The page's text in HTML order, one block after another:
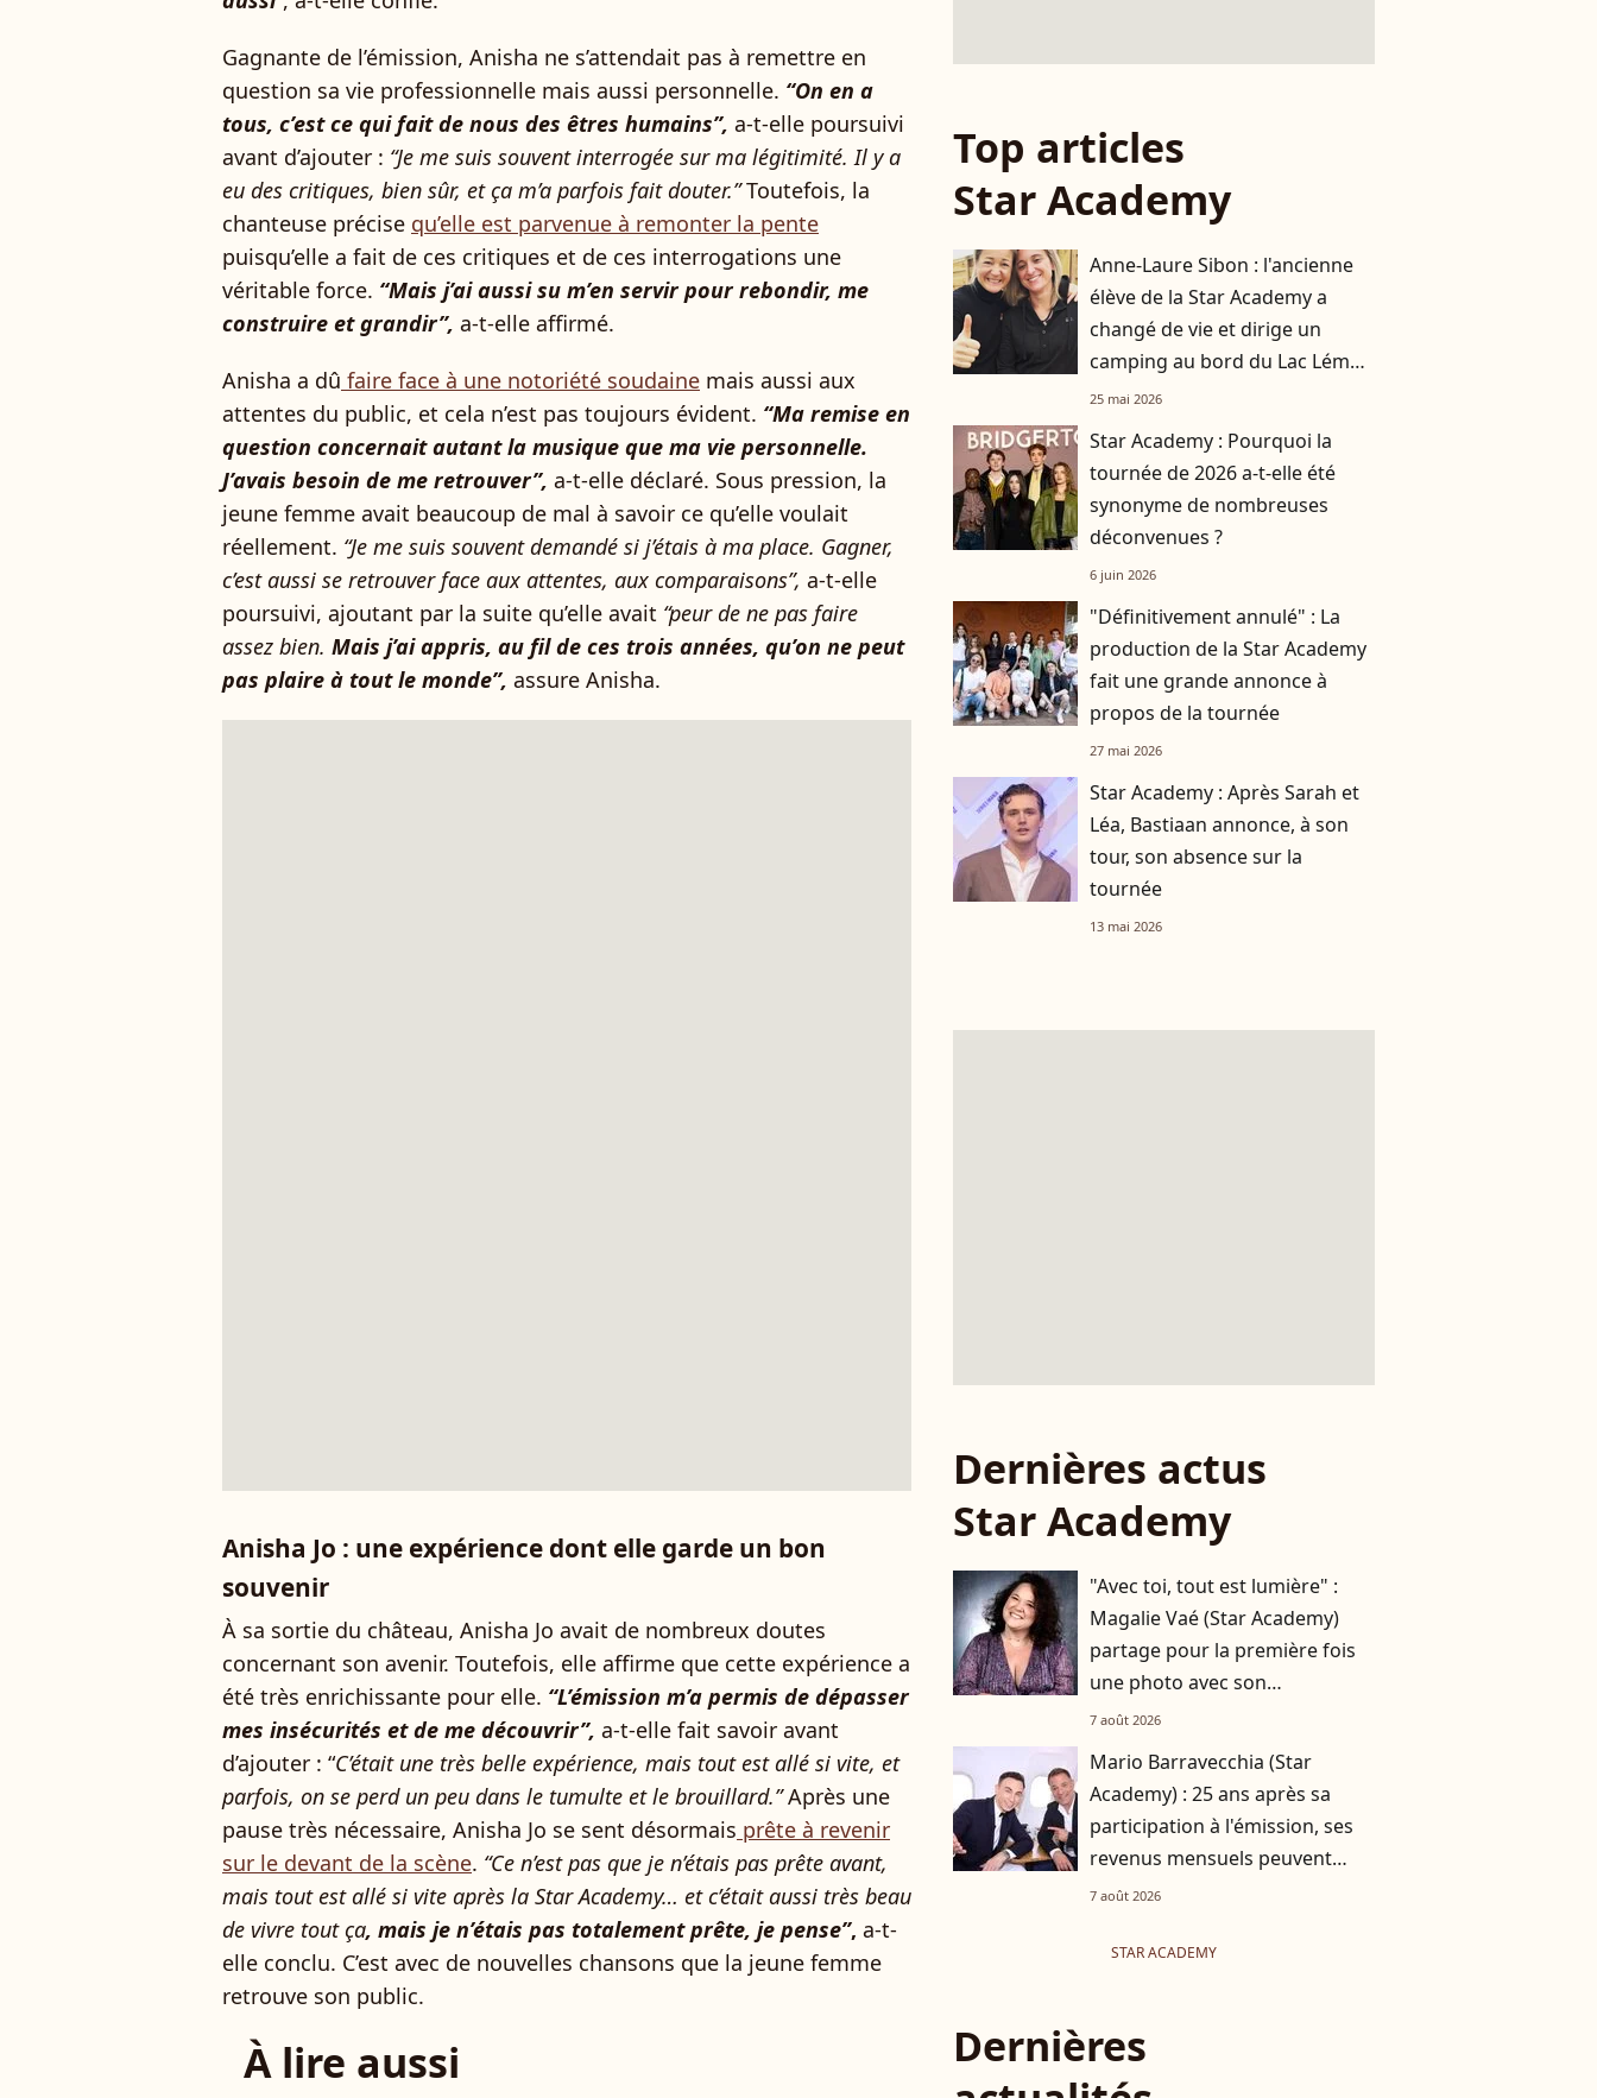
Gagnante de l’émission, Anisha ne s’attendait pas à remettre en
question sa vie professionnelle mais aussi personnelle. “On en a
tous, c’est ce qui fait de nous des êtres humains”, a-t-elle poursuivi
avant d’ajouter : “Je me suis souvent interrogée sur ma légitimité. Il y a
eu des critiques, bien sûr, et ça m’a parfois fait douter.”Toutefois, la
chanteuse précise qu’elle est parvenue à remonter la pente
puisqu’elle a fait de ces critiques et de ces interrogations une
véritable force. “Mais j’ai aussi su m’en servir pour rebondir, me
construire et grandir”, a-t-elle affirmé.
Anisha a dû faire face à une notoriété soudaine mais aussi aux
attentes du public, et cela n’est pas toujours évident. “Ma remise en
question concernait autant la musique que ma vie personnelle.
J’avais besoin de me retrouver”, a-t-elle déclaré. Sous pression, la
jeune femme avait beaucoup de mal à savoir ce qu’elle voulait
réellement. “Je me suis souvent demandé si j’étais à ma place. Gagner,
c’est aussi se retrouver face aux attentes, aux comparaisons”, a-t-elle
poursuivi, ajoutant par la suite qu’elle avait “peur de ne pas faire
assez bien. Mais j’ai appris, au fil de ces trois années, qu’on ne peut
pas plaire à tout le monde”, assure Anisha.
Anisha Jo : une expérience dont elle garde un bon
souvenir
À sa sortie du château, Anisha Jo avait de nombreux doutes
concernant son avenir. Toutefois, elle affirme que cette expérience a
été très enrichissante pour elle. “L’émission m’a permis de dépasser
mes insécurités et de me découvrir”, a-t-elle fait savoir avant
d’ajouter : “C’était une très belle expérience, mais tout est allé si vite, et
parfois, on se perd un peu dans le tumulte et le brouillard.”Après une
pause très nécessaire, Anisha Jo se sent désormais prête à revenir
sur le devant de la scène. “Ce n’est pas que je n’étais pas prête avant,
mais tout est allé si vite après la Star Academy… et c’était aussi très beau
de vivre tout ça, mais je n’étais pas totalement prête, je pense”, a-t-
elle conclu. C’est avec de nouvelles chansons que la jeune femme
retrouve son public.
À lire aussi
Top articles
Star Academy
Anne-Laure Sibon : l'ancienne
élève de la Star Academy a
changé de vie et dirige un
camping au bord du Lac Léman
avec sa compagne
25 mai 2026
Star Academy : Pourquoi la
tournée de 2026 a-t-elle été
synonyme de nombreuses
déconvenues ?
6 juin 2026
"Définitivement annulé" : La
production de la Star Academy
fait une grande annonce à
propos de la tournée
27 mai 2026
Star Academy : Après Sarah et
Léa, Bastiaan annonce, à son
tour, son absence sur la
tournée
13 mai 2026
Dernières actus
Star Academy
"Avec toi, tout est lumière" :
Magalie Vaé (Star Academy)
partage pour la première fois
une photo avec son
compagnon
7 août 2026
Mario Barravecchia (Star
Academy) : 25 ans après sa
participation à l'émission, ses
revenus mensuels peuvent
atteindre 5 chiffres !
7 août 2026
STAR ACADEMY
Dernières